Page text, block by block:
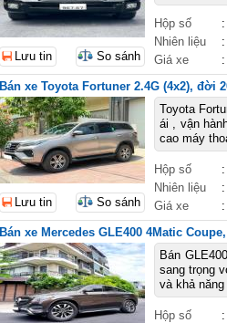
Hộp số :
Nhiên liệu
:
Giá xe
:
Lưu tin So sánh
Bán xe Toyota Fortuner 2.4G (4x2), đời
Toyota
ái , vận
cao máy
Hộp số :
Nhiên liệu
:
Giá xe
:
Lưu tin So sánh
Bán xe Mercedes GLE400 4Matic
Bán
sang trọng
và khả
Hộp số :